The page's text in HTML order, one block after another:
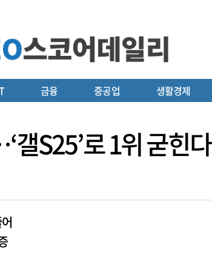
금융 중공업 생활경제
갤S25’로 1위 굳힌다